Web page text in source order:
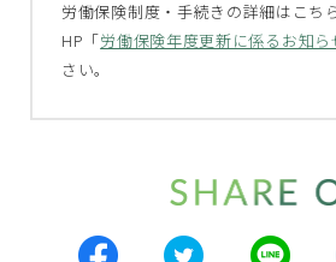
労働保険制度・手続きの詳細はこち
HP「労働保険年度更新に係るお知ら
さい。